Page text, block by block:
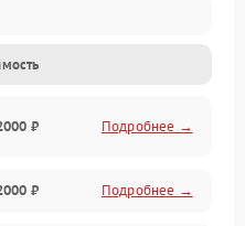
₽ Подробнее →
₽ Подробнее →